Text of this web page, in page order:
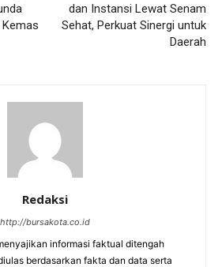
dan Instansi Lewat Senam
Sehat, Perkuat Sinergi untuk
Daerah
Redaksi
http://bursakota.co.id
informasi faktual ditengah
berdasarkan fakta dan data serta